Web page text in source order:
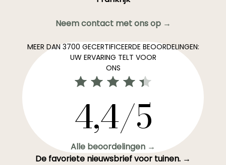
Neem contact met ons op →
MEER DAN 3700 GECERTIFICEERDE BEOORDELINGEN:
UW ERVARING TELT VOOR
ONS
4,4/5
Alle beoordelingen →
De favoriete nieuwsbrief voor tuinen. →